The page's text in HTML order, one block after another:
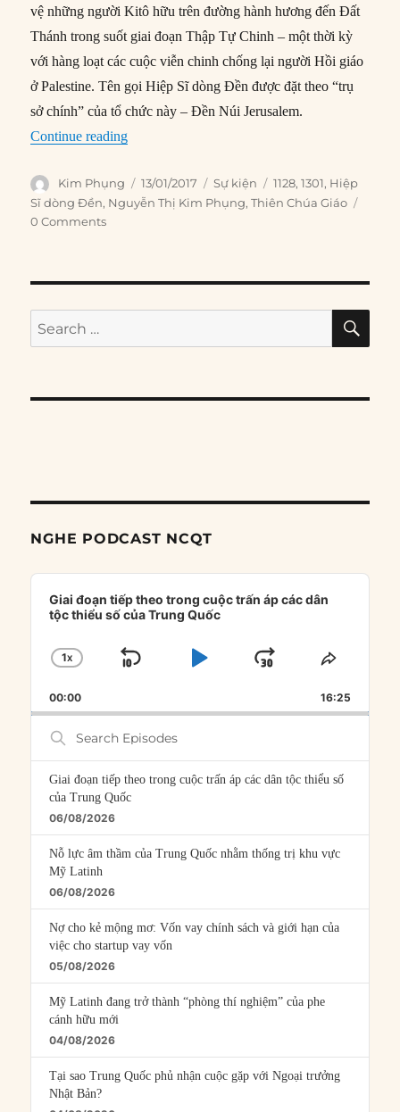
vệ những người Kitô hữu trên đường hành hương đến Đất
Thánh trong suốt giai đoạn Thập Tự Chinh – một thời kỳ
với hàng loạt các cuộc viễn chinh chống lại người Hồi giáo
ở Palestine. Tên gọi Hiệp Sĩ dòng Đền được đặt theo “trụ
sở chính” của tổ chức này – Đền Núi Jerusalem.
Continue reading“13/01/1128: Giáo Hoàng công nhận các Hiệp
Author
Kim Phụng
Posted
on
13/01/2017 Categories
Sự kiện Tags
1128,1301, Hiệp
Sĩ dòng Đền, Nguyễn Thị Kim Phụng,Thiên Chúa Giáo
0 Comments
Search
for:
NGHE PODCAST NCQT
Audio
Player
Giai đoạn tiếp theo trong cuộc trấn áp các dân
tộc thiểu số của Trung Quốc
CHANGE
RATE
1X
SKIP
PLAYJUMP
FORWARD
SHARE
00:00 16:25
Search
Episodes
Giai đoạn tiếp theo trong cuộc trấn áp các dân tộc thiểu số
của Trung Quốc
06/08/2026
Nỗ lực âm thầm của Trung Quốc nhằm thống trị khu vực
Mỹ Latinh
06/08/2026
Nợ cho kẻ mộng mơ: Vốn vay chính sách và giới hạn của
việc cho startup vay vốn
05/08/2026
Mỹ Latinh đang trở thành “phòng thí nghiệm” của phe
cánh hữu mới
04/08/2026
Tại sao Trung Quốc phủ nhận cuộc gặp với Ngoại trưởng
Nhật Bản?